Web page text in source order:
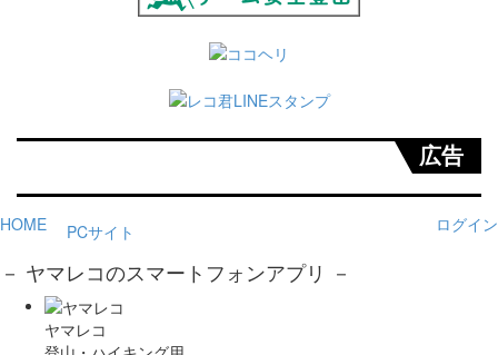
広告
HOME ログイン
PCサイト
－ ヤマレコのスマートフォンアプリ －
ヤマレコ